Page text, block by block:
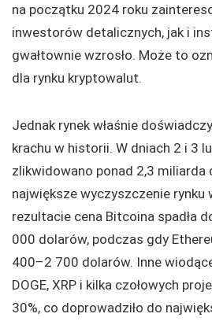
na początku 2024 roku
inwestorów detalicznych, jak i
gwałtownie wzrosło. Może to
dla rynku kryptowalut.
Jednak rynek właśnie
krachu w historii. W dniach 2 i 3
zlikwidowano ponad 2,3 miliarda
największe wyczyszczenie
rezultacie cena Bitcoina spadła
000 dolarów, podczas gdy
400–2 700 dolarów. Inne
DOGE, XRP i kilka czołowych
30%, co doprowadziło do